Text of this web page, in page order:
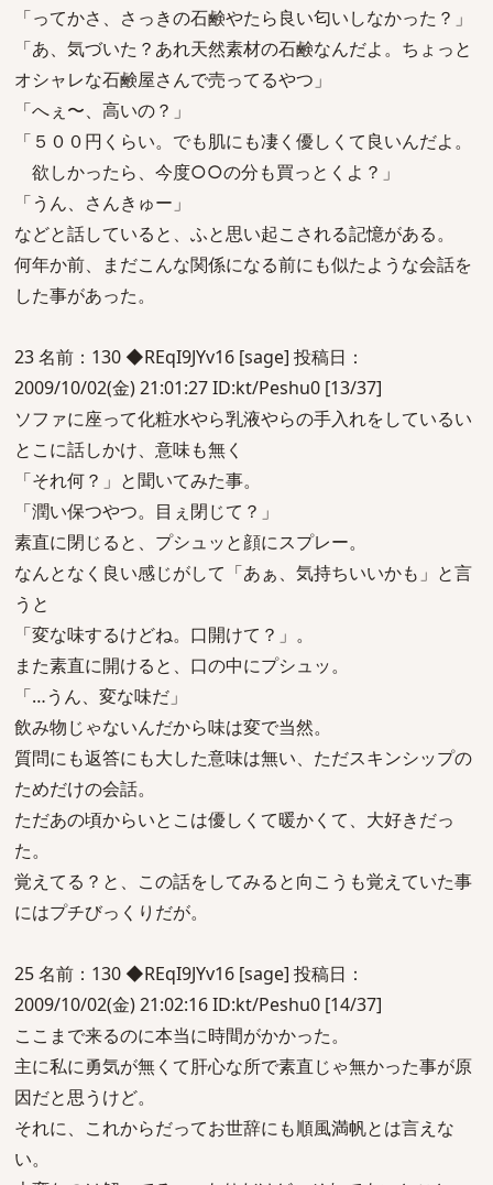
「ってかさ、さっきの石鹸やたら良い匂いしなかった？」
「あ、気づいた？あれ天然素材の石鹸なんだよ。ちょっと
オシャレな石鹸屋さんで売ってるやつ」
「へぇ〜、高いの？」
「５００円くらい。でも肌にも凄く優しくて良いんだよ。
欲しかったら、今度○○の分も買っとくよ？」
「うん、さんきゅー」
などと話していると、ふと思い起こされる記憶がある。
何年か前、まだこんな関係になる前にも似たような会話を
した事があった。
23 名前：130 ◆REqI9JYv16 [sage] 投稿日：
2009/10/02(金) 21:01:27 ID:kt/Peshu0 [13/37]
ソファに座って化粧水やら乳液やらの手入れをしているい
とこに話しかけ、意味も無く
「それ何？」と聞いてみた事。
「潤い保つやつ。目ぇ閉じて？」
素直に閉じると、プシュッと顔にスプレー。
なんとなく良い感じがして「あぁ、気持ちいいかも」と言
うと
「変な味するけどね。口開けて？」。
また素直に開けると、口の中にプシュッ。
「…うん、変な味だ」
飲み物じゃないんだから味は変で当然。
質問にも返答にも大した意味は無い、ただスキンシップの
ためだけの会話。
ただあの頃からいとこは優しくて暖かくて、大好きだっ
た。
覚えてる？と、この話をしてみると向こうも覚えていた事
にはプチびっくりだが。
25 名前：130 ◆REqI9JYv16 [sage] 投稿日：
2009/10/02(金) 21:02:16 ID:kt/Peshu0 [14/37]
ここまで来るのに本当に時間がかかった。
主に私に勇気が無くて肝心な所で素直じゃ無かった事が原
因だと思うけど。
それに、これからだってお世辞にも順風満帆とは言えな
い。